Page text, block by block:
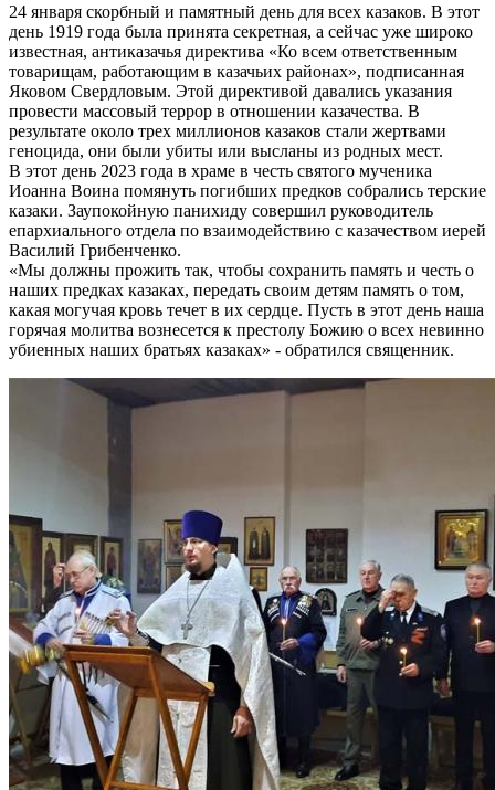
24 января скорбный и памятный день для всех казаков. В этот
день 1919 года была принята секретная, а сейчас уже широко
известная, антиказачья директива «Ко всем ответственным
товарищам, работающим в казачьих районах», подписанная
Яковом Свердловым. Этой директивой давались указания
провести массовый террор в отношении казачества. В
результате около трех миллионов казаков стали жертвами
геноцида, они были убиты или высланы из родных мест.
В этот день 2023 года в храме в честь святого мученика
Иоанна Воина помянуть погибших предков собрались терские
казаки. Заупокойную панихиду совершил руководитель
епархиального отдела по взаимодействию с казачеством иерей
Василий Грибенченко.
«Мы должны прожить так, чтобы сохранить память и честь о
наших предках казаках, передать своим детям память о том,
какая могучая кровь течет в их сердце. Пусть в этот день наша
горячая молитва вознесется к престолу Божию о всех невинно
убиенных наших братьях казаках» - обратился священник.